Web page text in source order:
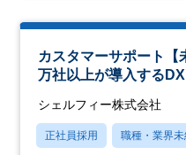
カスタマーサポート【
万社以上が導入する
シェルフィー株式会社
正社員採用 職種・業界